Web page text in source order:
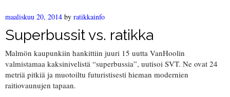
maaliskuu 20, 2014 by ratikkainfo
Superbussit vs. ratikka
Malmön kaupunkiin hankittiin juuri 15 uutta VanHoolin
valmistamaa kaksinivelistä “superbussia”, uutisoi SVT. Ne ovat 24
metriä pitkiä ja muotoiltu futuristisesti hieman modernien
raitiovaunujen tapaan.